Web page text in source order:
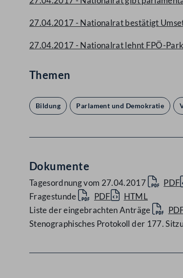
27.04.2017 - Nationalrat bestätigt
27.04.2017 - Nationalrat lehnt FPÖ-
Themen
Bildung Parlament und Demokratie
Dokumente
Tagesordnung vom 27.04.2017 PDF
Fragestunde
PDF
HTML
Liste der eingebrachten Anträge
Stenographisches Protokoll der 177.